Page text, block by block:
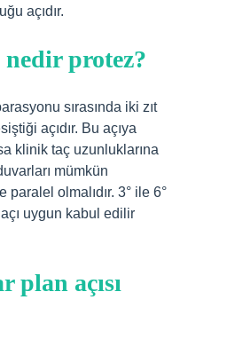
açıdır.
nedir protez?
sırasında iki zıt
açıdır. Bu açıya
klinik taç uzunluklarına
mümkün
olmalıdır. 3° ile 6°
uygun kabul edilir
plan açısı